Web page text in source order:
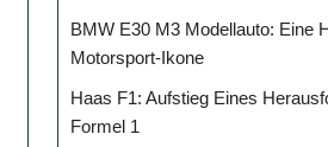
BMW E30 M3 Modellauto: Eine
Motorsport-Ikone
Haas F1: Aufstieg Eines
Formel 1